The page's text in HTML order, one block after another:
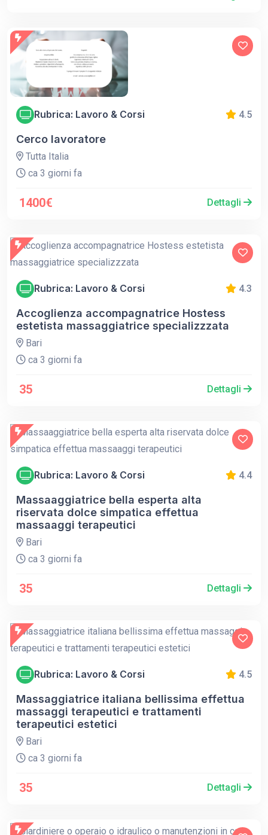
Rubrica: Lavoro & Corsi 4.5
Cerco lavoratore
Tutta Italia
ca 3 giorni fa
1400€ Dettagli
Rubrica: Lavoro & Corsi 4.3
Accoglienza accompagnatrice Hostess
estetista massaggiatrice specializzzata
Bari
ca 3 giorni fa
35 Dettagli
Rubrica: Lavoro & Corsi 4.4
Massaaggiatrice bella esperta alta
riservata dolce simpatica effettua
massaaggi terapeutici
Bari
ca 3 giorni fa
35 Dettagli
Rubrica: Lavoro & Corsi 4.5
Massaggiatrice italiana bellissima effettua
massaggi terapeutici e trattamenti
terapeutici estetici
Bari
ca 3 giorni fa
35 Dettagli